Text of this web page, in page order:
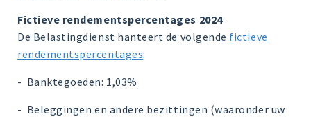
Fictieve rendementspercentages 2024
De Belastingdienst hanteert de volgende fictieve
rendementspercentages:
- Banktegoeden: 1,03%
- Beleggingen en andere bezittingen (waaronder uw